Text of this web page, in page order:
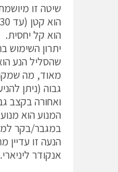
שיטה זו
הוא קל יחסית.
יתרון השימוש
שהסליל הנע
מאוד, מה
גבוה (ניתן
ואחורה בקצב
במגבר/בקר
הנעה זו
אנקודר ליניארי.